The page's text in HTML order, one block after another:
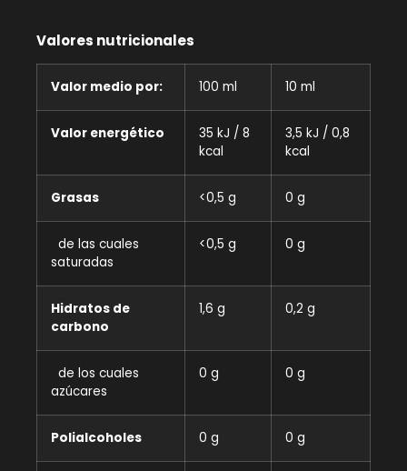
Valores nutricionales
Valor medio por: 100 ml 10 ml
Valor energético
35 kJ / 8
kcal
3,5 kJ / 0,8
kcal
Grasas <0,5 g 0 g
de las cuales
saturadas
<0,5 g 0 g
Hidratos de
carbono
1,6 g 0,2 g
de los cuales
azúcares
0 g 0 g
Polialcoholes 0 g 0 g